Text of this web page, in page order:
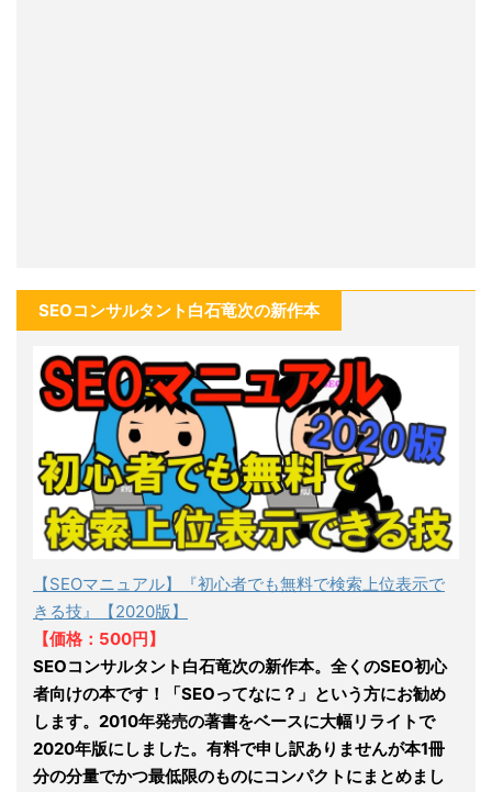
SEOコンサルタント白石竜次の新作本
【SEOマニュアル】『初心者でも無料で検索上位表示で
きる技』【2020版】
【価格：500円】
SEOコンサルタント白石竜次の新作本。全くのSEO初心
者向けの本です！「SEOってなに？」という方にお勧め
します。2010年発売の著書をベースに大幅リライトで
2020年版にしました。有料で申し訳ありませんが本1冊
分の分量でかつ最低限のものにコンパクトにまとめまし